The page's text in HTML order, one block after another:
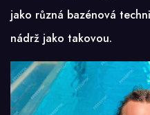
jako různá bazénová
nádrž jako takovou.